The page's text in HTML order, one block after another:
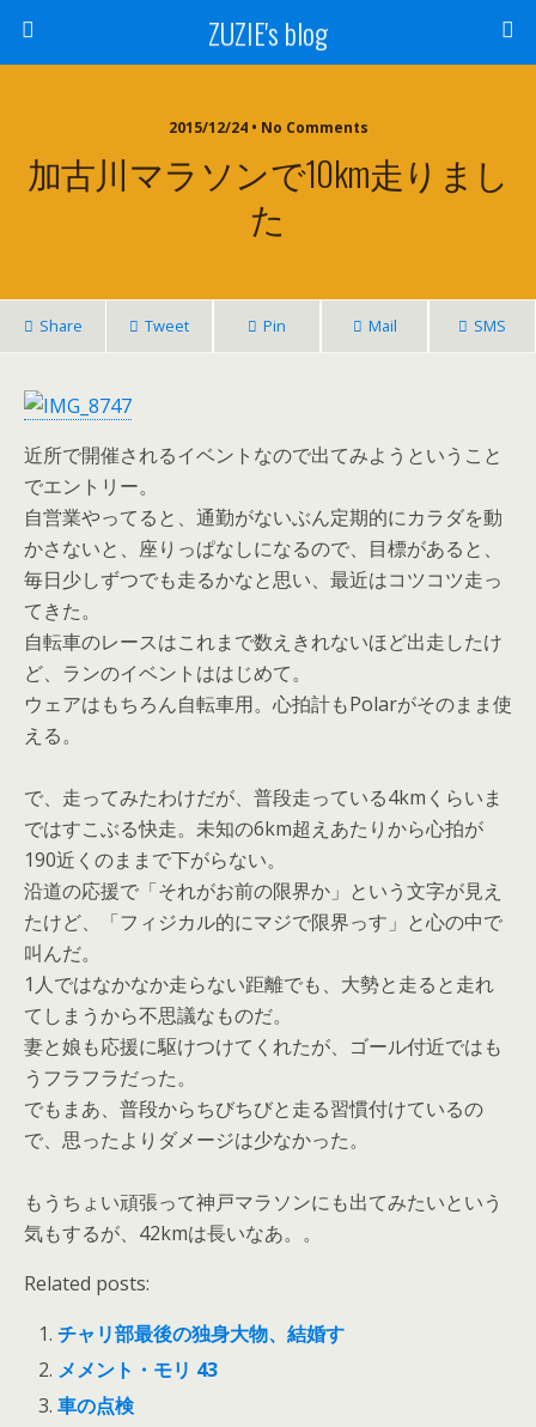
ZUZIE's blog
2015/12/24 • No Comments
加古川マラソンで10km走りまし
た
Share Tweet Pin Mail SMS
近所で開催されるイベントなので出てみようということ
でエントリー。
自営業やってると、通勤がないぶん定期的にカラダを動
かさないと、座りっぱなしになるので、目標があると、
毎日少しずつでも走るかなと思い、最近はコツコツ走っ
てきた。
自転車のレースはこれまで数えきれないほど出走したけ
ど、ランのイベントははじめて。
ウェアはもちろん自転車用。心拍計もPolarがそのまま使
える。
で、走ってみたわけだが、普段走っている4kmくらいま
ではすこぶる快走。未知の6km超えあたりから心拍が
190近くのままで下がらない。
沿道の応援で「それがお前の限界か」という文字が見え
たけど、「フィジカル的にマジで限界っす」と心の中で
叫んだ。
1人ではなかなか走らない距離でも、大勢と走ると走れ
てしまうから不思議なものだ。
妻と娘も応援に駆けつけてくれたが、ゴール付近ではも
うフラフラだった。
でもまあ、普段からちびちびと走る習慣付けているの
で、思ったよりダメージは少なかった。
もうちょい頑張って神戸マラソンにも出てみたいという
気もするが、42kmは長いなあ。。
Related posts:
チャリ部最後の独身大物、結婚す
メメント・モリ 43
車の点検